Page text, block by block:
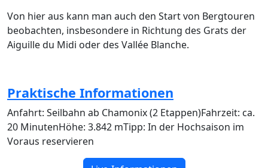
Von hier aus kann man auch den Start von Bergtouren
beobachten, insbesondere in Richtung des Grats der
Aiguille du Midi oder des Vallée Blanche.
Praktische Informationen
Anfahrt: Seilbahn ab Chamonix (2 Etappen)Fahrzeit: ca.
20 MinutenHöhe: 3.842 mTipp: In der Hochsaison im
Voraus reservieren